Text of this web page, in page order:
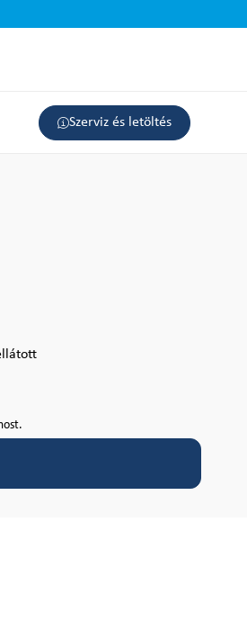
Szerviz és letöltés